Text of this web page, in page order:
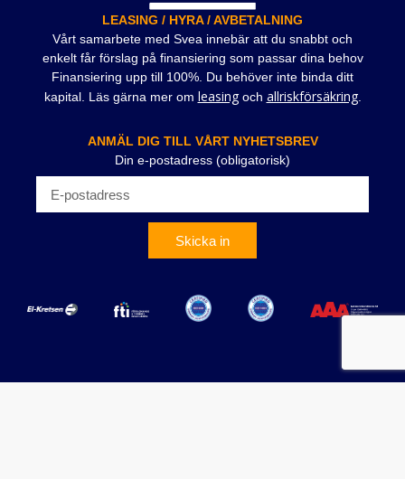
LEASING / HYRA / AVBETALNING
Vårt samarbete med Svea innebär att du snabbt och
enkelt får förslag på finansiering som passar dina behov
Finansiering upp till 100%. Du behöver inte binda ditt
kapital. Läs gärna mer om leasingoch allriskförsäkring.
ANMÄL DIG TILL VÅRT NYHETSBREV
Din e-postadress (obligatorisk)
Skicka in
Allmänna villkor Cookiepolicy Integritetspolicy